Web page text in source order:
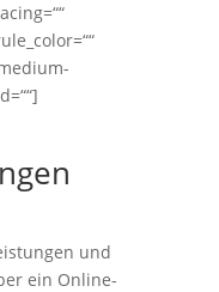
und
ein Online-